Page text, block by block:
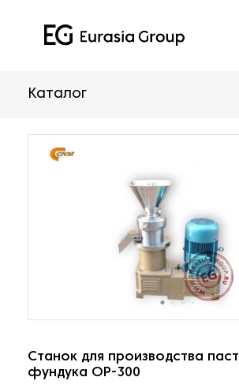
Каталог
Станок для производства
фундука OP-300